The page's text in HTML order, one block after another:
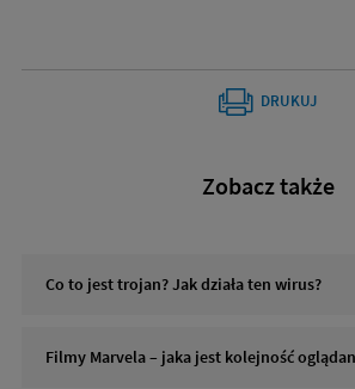
DRUKUJ
Zobacz także
Co to jest trojan? Jak działa ten wirus?
Filmy Marvela – jaka jest kolejność
Podaj adres, aby dopasować